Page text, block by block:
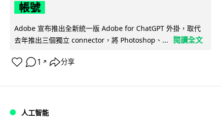
帳號
Adobe 宣布推出全新統一版 Adobe for ChatGPT 外掛，取代
去年推出三個獨立 connector，將 Photoshop、...
閱讀全文
1 ↗ 分享
人工智能